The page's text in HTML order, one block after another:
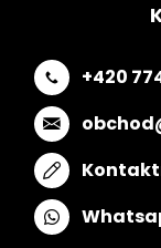
+420